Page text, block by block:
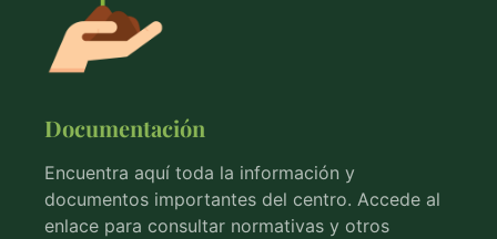
Documentación
Encuentra aquí toda la información y
documentos importantes del centro. Accede al
enlace para consultar normativas y otros